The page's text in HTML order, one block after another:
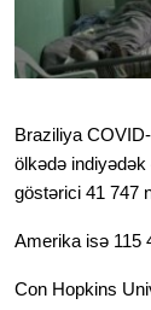
BIZI IZLƏYIN
Dillər
Braziliya
ölkədə indiyədək
göstərici 41 747
Amerika isə 115
Con Hopkins